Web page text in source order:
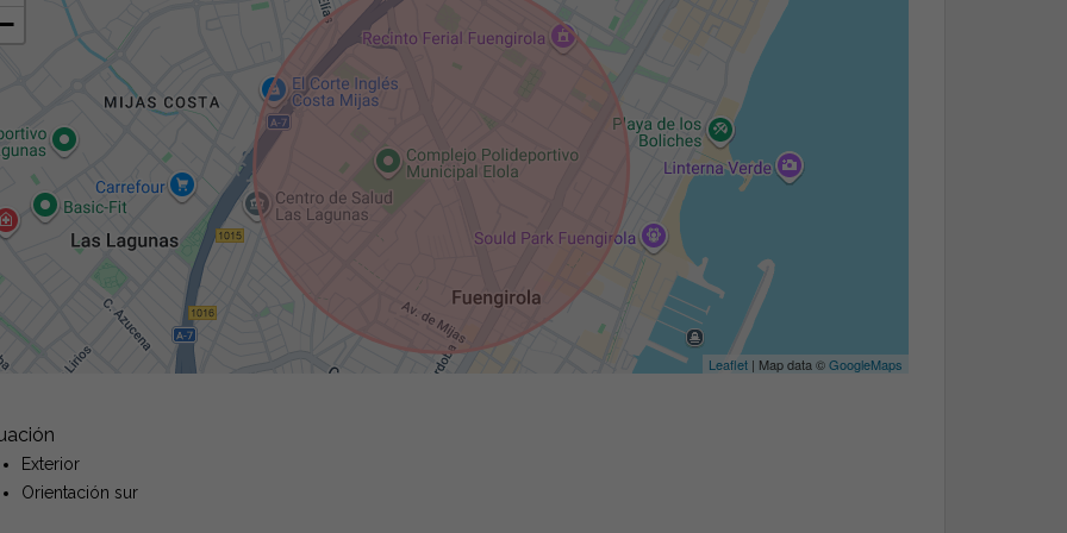
Leaflet | Map data ©GoogleMaps
Exterior
Orientación sur